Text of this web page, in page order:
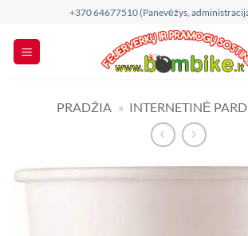
content
+370 64677510 (Panevėžys,
PRADŽIA » INTERNETINĖ